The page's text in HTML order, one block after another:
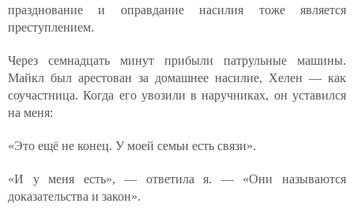
празднование и оправдание насилия тоже является
преступлением.
Через семнадцать минут прибыли патрульные машины.
Майкл был арестован за домашнее насилие, Хелен — как
соучастница. Когда его увозили в наручниках, он уставился
на меня:
«Это ещё не конец. У моей семьи есть связи».
«И у меня есть», — ответила я. — «Они называются
доказательства и закон».